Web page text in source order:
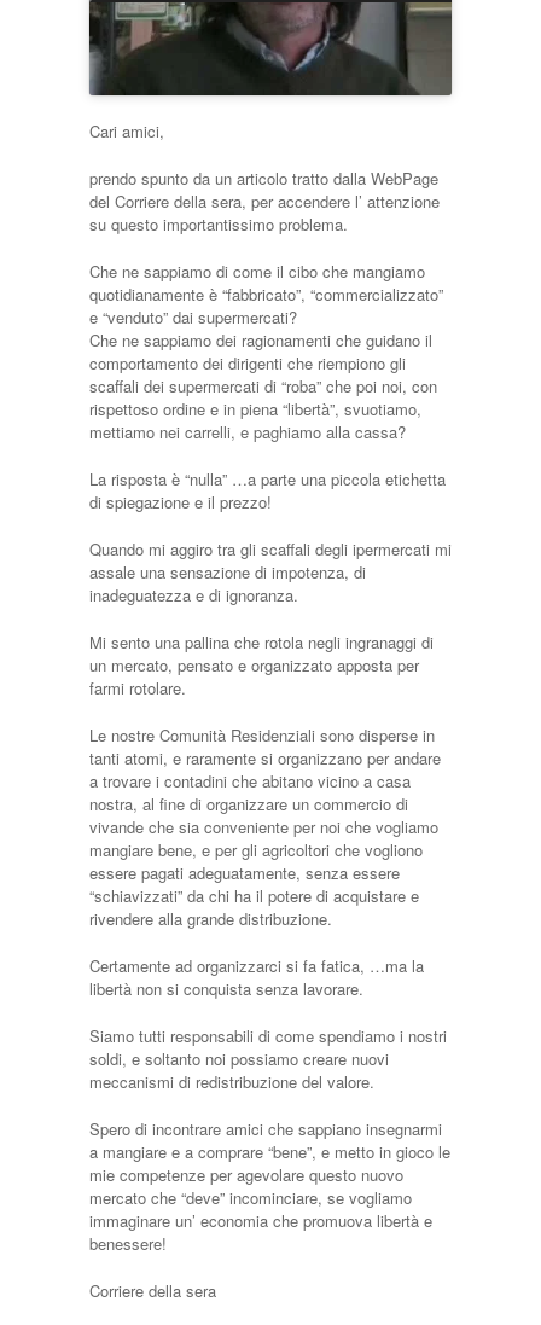
Cari amici,
prendo spunto da un articolo tratto dalla WebPage
del Corriere della sera, per accendere l’ attenzione
su questo importantissimo problema.
Che ne sappiamo di come il cibo che mangiamo
quotidianamente è “fabbricato”, “commercializzato”
e “venduto” dai supermercati?
Che ne sappiamo dei ragionamenti che guidano il
comportamento dei dirigenti che riempiono gli
scaffali dei supermercati di “roba” che poi noi, con
rispettoso ordine e in piena “libertà”, svuotiamo,
mettiamo nei carrelli, e paghiamo alla cassa?
La risposta è “nulla” …a parte una piccola etichetta
di spiegazione e il prezzo!
Quando mi aggiro tra gli scaffali degli ipermercati mi
assale una sensazione di impotenza, di
inadeguatezza e di ignoranza.
Mi sento una pallina che rotola negli ingranaggi di
un mercato, pensato e organizzato apposta per
farmi rotolare.
Le nostre Comunità Residenziali sono disperse in
tanti atomi, e raramente si organizzano per andare
a trovare i contadini che abitano vicino a casa
nostra, al fine di organizzare un commercio di
vivande che sia conveniente per noi che vogliamo
mangiare bene, e per gli agricoltori che vogliono
essere pagati adeguatamente, senza essere
“schiavizzati” da chi ha il potere di acquistare e
rivendere alla grande distribuzione.
Certamente ad organizzarci si fa fatica, …ma la
libertà non si conquista senza lavorare.
Siamo tutti responsabili di come spendiamo i nostri
soldi, e soltanto noi possiamo creare nuovi
meccanismi di redistribuzione del valore.
Spero di incontrare amici che sappiano insegnarmi
a mangiare e a comprare “bene”, e metto in gioco le
mie competenze per agevolare questo nuovo
mercato che “deve” incominciare, se vogliamo
immaginare un’ economia che promuova libertà e
benessere!
Corriere della sera